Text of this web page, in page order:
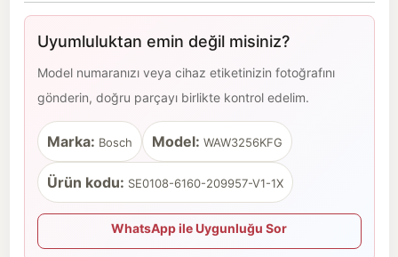
Uyumluluktan emin değil misiniz?
Model numaranızı veya cihaz etiketinizin fotoğrafını
gönderin, doğru parçayı birlikte kontrol edelim.
Marka: Bosch Model: WAW3256KFG
Ürün kodu: SE0108-6160-209957-V1-1X
WhatsApp ile Uygunluğu Sor